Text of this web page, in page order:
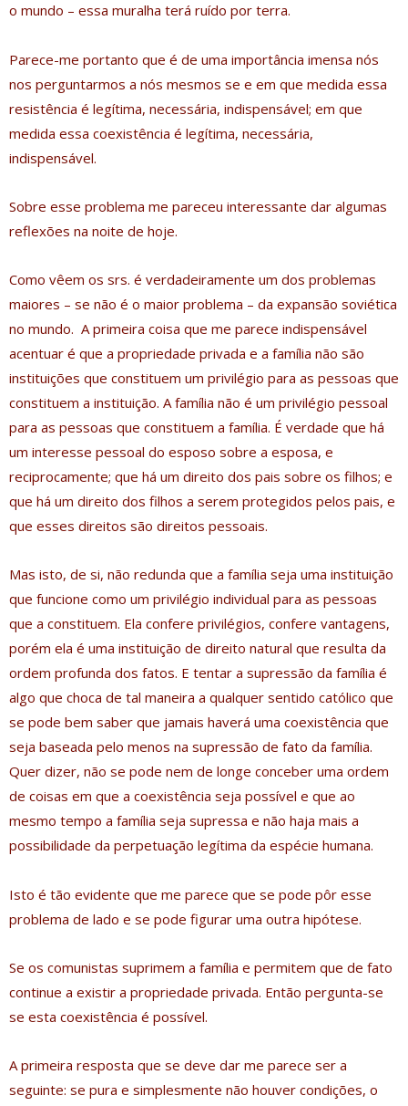
o mundo – essa muralha terá ruído por terra.
Parece-me portanto que é de uma importância imensa nós
nos perguntarmos a nós mesmos se e em que medida essa
resistência é legítima, necessária, indispensável; em que
medida essa coexistência é legítima, necessária,
indispensável.
Sobre esse problema me pareceu interessante dar algumas
reflexões na noite de hoje.
Como vêem os srs. é verdadeiramente um dos problemas
maiores – se não é o maior problema – da expansão soviética
no mundo. A primeira coisa que me parece indispensável
acentuar é que a propriedade privada e a família não são
instituições que constituem um privilégio para as pessoas que
constituem a instituição. A família não é um privilégio pessoal
para as pessoas que constituem a família. É verdade que há
um interesse pessoal do esposo sobre a esposa, e
reciprocamente; que há um direito dos pais sobre os filhos; e
que há um direito dos filhos a serem protegidos pelos pais, e
que esses direitos são direitos pessoais.
Mas isto, de si, não redunda que a família seja uma instituição
que funcione como um privilégio individual para as pessoas
que a constituem. Ela confere privilégios, confere vantagens,
porém ela é uma instituição de direito natural que resulta da
ordem profunda dos fatos. E tentar a supressão da família é
algo que choca de tal maneira a qualquer sentido católico que
se pode bem saber que jamais haverá uma coexistência que
seja baseada pelo menos na supressão de fato da família.
Quer dizer, não se pode nem de longe conceber uma ordem
de coisas em que a coexistência seja possível e que ao
mesmo tempo a família seja supressa e não haja mais a
possibilidade da perpetuação legítima da espécie humana.
Isto é tão evidente que me parece que se pode pôr esse
problema de lado e se pode figurar uma outra hipótese.
Se os comunistas suprimem a família e permitem que de fato
continue a existir a propriedade privada. Então pergunta-se
se esta coexistência é possível.
A primeira resposta que se deve dar me parece ser a
seguinte: se pura e simplesmente não houver condições, o